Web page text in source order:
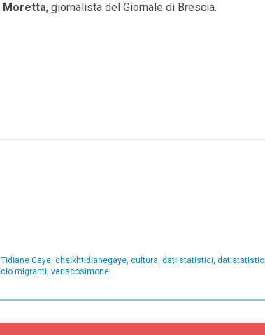
Moretta, giornalista del Giornale di Brescia.
Gaye, cheikhtidianegaye, cultura, dati statistici, datistatistici
migranti, variscosimone